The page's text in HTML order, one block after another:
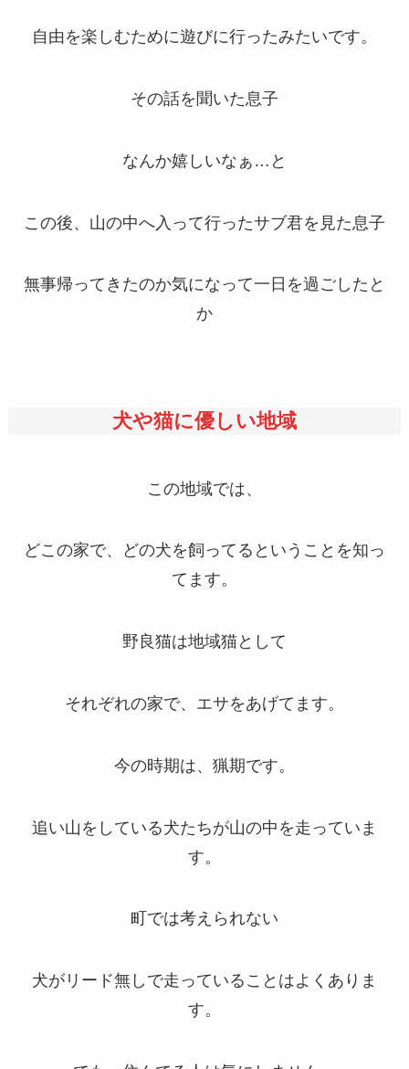
自由を楽しむために遊びに行ったみたいです。
その話を聞いた息子
なんか嬉しいなぁ…と
この後、山の中へ入って行ったサブ君を見た息子
無事帰ってきたのか気になって一日を過ごしたと
か
犬や猫に優しい地域
この地域では、
どこの家で、どの犬を飼ってるということを知っ
てます。
野良猫は地域猫として
それぞれの家で、エサをあげてます。
今の時期は、猟期です。
追い山をしている犬たちが山の中を走っていま
す。
町では考えられない
犬がリード無しで走っていることはよくありま
す。